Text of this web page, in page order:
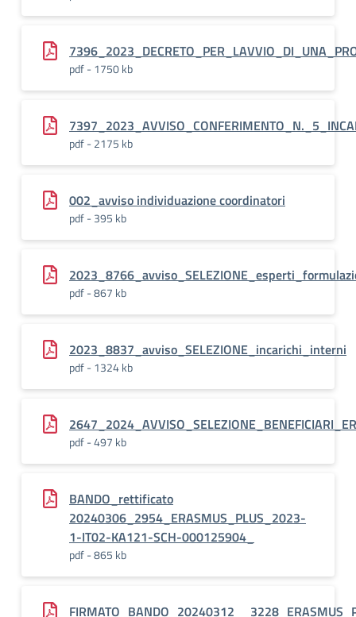
pdf - 1750 kb
pdf - 2175 kb
002_avviso individuazione coordinatori
pdf - 395 kb
pdf - 867 kb
2023_8837_avviso_SELEZIONE_incarichi_interni
pdf - 1324 kb
pdf - 497 kb
BANDO_rettificato
20240306_2954_ERASMUS_PLUS_2023-
1-IT02-KA121-SCH-000125904_
pdf - 865 kb